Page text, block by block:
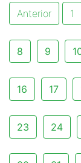
Anterior 1
8 9
16 17
23 24